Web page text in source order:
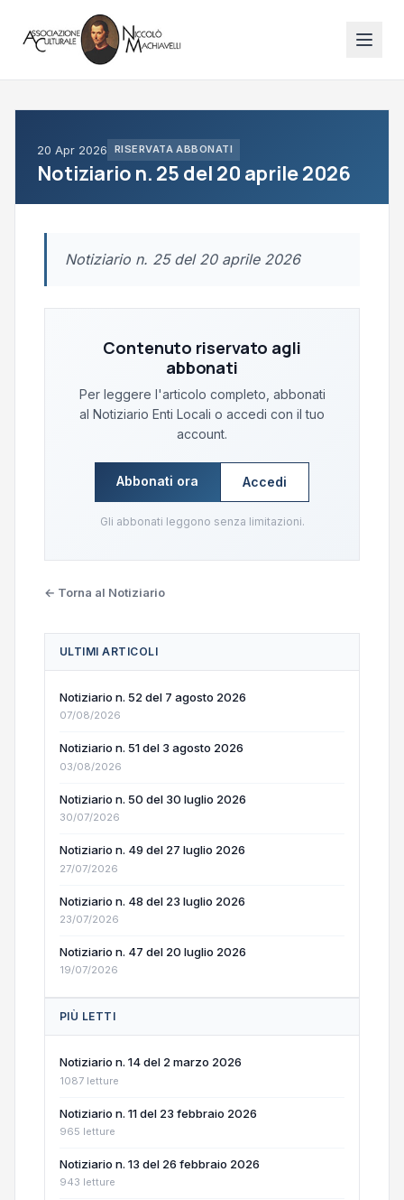
20 Apr 2026 RISERVATA ABBONATI
Notiziario n. 25 del 20 aprile 2026
Notiziario n. 25 del 20 aprile 2026
Contenuto riservato agli
abbonati
Per leggere l'articolo completo, abbonati
al Notiziario Enti Locali o accedi con il tuo
account.
Abbonati ora Accedi
Gli abbonati leggono senza limitazioni.
← Torna al Notiziario
ULTIMI ARTICOLI
Notiziario n. 52 del 7 agosto 2026
07/08/2026
Notiziario n. 51 del 3 agosto 2026
03/08/2026
Notiziario n. 50 del 30 luglio 2026
30/07/2026
Notiziario n. 49 del 27 luglio 2026
27/07/2026
Notiziario n. 48 del 23 luglio 2026
23/07/2026
Notiziario n. 47 del 20 luglio 2026
19/07/2026
PIÙ LETTI
Notiziario n. 14 del 2 marzo 2026
1087 letture
Notiziario n. 11 del 23 febbraio 2026
965 letture
Notiziario n. 13 del 26 febbraio 2026
943 letture